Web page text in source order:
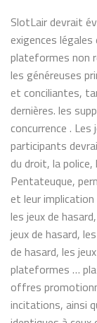
SlotLair devrait
exigences
plateformes non
les généreuses
et conciliantes,
dernières. les
concurrence .
participants
du droit, la police,
Pentateuque,
et leur implication
les jeux de
jeux de hasard,
de hasard, les
plateformes …
offres
incitations, ainsi